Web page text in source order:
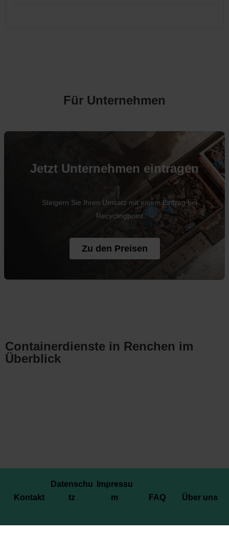
Für Unternehmen
Jetzt Unternehmen eintragen
Steigern Sie Ihren Umsatz mit einem Eintrag bei
Recyclingpoint
Zu den Preisen
Containerdienste in Renchen im
Überblick
Kontakt
Datenschu
tz
Impressu
m
FAQ Über uns